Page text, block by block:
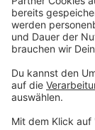
Oder:
Anzeige